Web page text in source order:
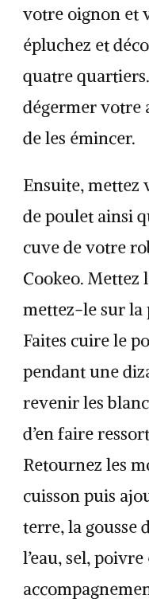
votre oignon et
épluchez et
quatre
dégermer votre
de les émincer.
Ensuite, mettez
de poulet ainsi
cuve de votre
Cookeo. Mettez
mettez-le sur la
Faites cuire le
pendant une
revenir les
d’en faire
Retournez les
cuisson puis
terre, la gousse
l’eau, sel,